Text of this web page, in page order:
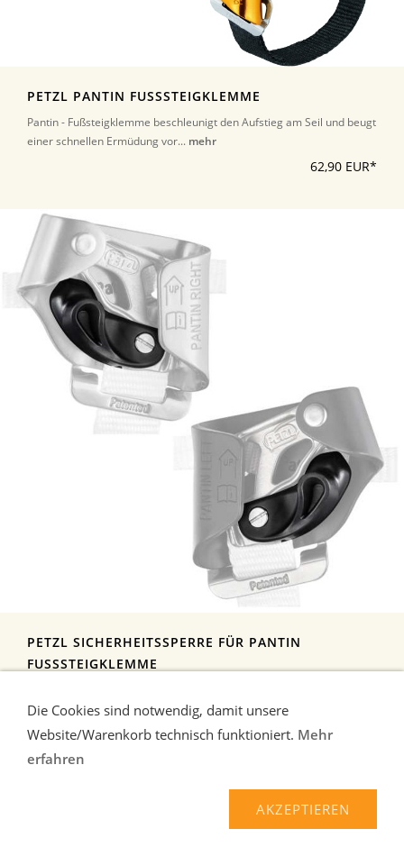
PETZL PANTIN FUSSSTEIGKLEMME
Pantin - Fußsteigklemme beschleunigt den Aufstieg am Seil und beugt
einer schnellen Ermüdung vor... mehr
62,90 EUR*
PETZL SICHERHEITSSPERRE FÜR PANTIN
FUSSSTEIGKLEMME
Die Cookies sind notwendig, damit unsere
Website/Warenkorb technisch funktioniert. Mehr
erfahren
AKZEPTIEREN